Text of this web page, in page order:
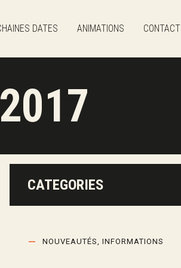
DATES ANIMATIONS CONTACT
CATEGORIES
NOUVEAUTÉS, INFORMATIONS